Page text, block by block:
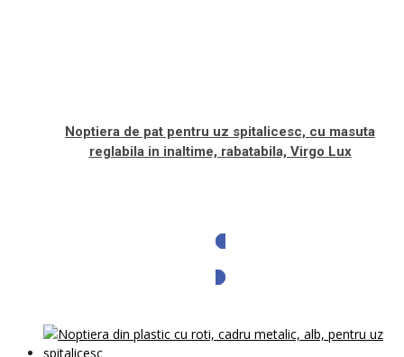
Noptiera de pat pentru uz spitalicesc, cu masuta
reglabila in inaltime, rabatabila, Virgo Lux